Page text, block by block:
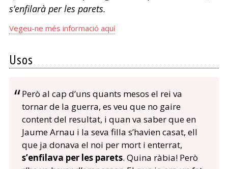
s’enfilarà per les parets.
Vegeu-ne més informació aquí
Usos
Però al cap d’uns quants mesos el rei va
tornar de la guerra, es veu que no gaire
content del resultat, i quan va saber que en
Jaume Arnau i la seva filla s’havien casat, ell
que ja donava el noi per mort i enterrat,
s’enfilava per les parets. Quina ràbia! Però